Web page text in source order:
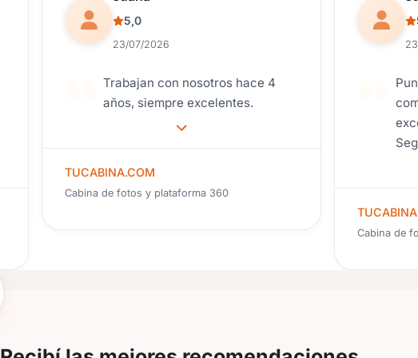
5,0
23/07/2026
Trabajan con nosotros hace 4
años, siempre excelentes.
TUCABINA.COM
Cabina de fotos y plataforma 360
Cabina de